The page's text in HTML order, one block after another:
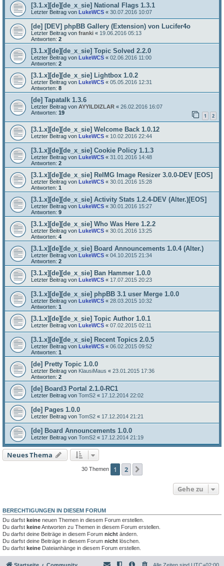
[3.1.x][de][de_x_sie] National Flags 1.3.1
Letzter Beitrag von LukeWCS « 30.07.2016 10:07
[de] [DEV] phpBB Gallery (Extension) von Lucifer4o
Letzter Beitrag von franki « 19.06.2016 05:13
Antworten: 2
[3.1.x][de][de_x_sie] Topic Solved 2.2.0
Letzter Beitrag von LukeWCS « 02.06.2016 11:00
Antworten: 2
[3.1.x][de][de_x_sie] Lightbox 1.0.2
Letzter Beitrag von LukeWCS « 05.05.2016 12:31
Antworten: 8
[de] Tapatalk 1.3.6
Letzter Beitrag von AYYILDIZLAR « 26.02.2016 16:07
Antworten: 19 1 2
[3.1.x][de][de_x_sie] Welcome Back 1.0.12
Letzter Beitrag von LukeWCS « 10.02.2016 22:44
[3.1.x][de][de_x_sie] Cookie Policy 1.1.3
Letzter Beitrag von LukeWCS « 31.01.2016 14:48
Antworten: 2
[3.1.x][de][de_x_sie] ReIMG Image Resizer 3.0.0-DEV [EOS]
Letzter Beitrag von LukeWCS « 30.01.2016 15:28
Antworten: 1
[3.1.x][de][de_x_sie] Activity Stats 1.2.4-DEV (Alter.)[EOS]
Letzter Beitrag von LukeWCS « 30.01.2016 15:27
Antworten: 9
[3.1.x][de][de_x_sie] Who Was Here 1.2.2
Letzter Beitrag von LukeWCS « 30.01.2016 13:25
Antworten: 4
[3.1.x][de][de_x_sie] Board Announcements 1.0.4 (Alter.)
Letzter Beitrag von LukeWCS « 04.10.2015 21:34
Antworten: 2
[3.1.x][de][de_x_sie] Ban Hammer 1.0.0
Letzter Beitrag von LukeWCS « 17.07.2015 20:23
[3.1.x][de][de_x_sie] phpBB 3.1 user Merge 1.0.0
Letzter Beitrag von LukeWCS « 28.03.2015 10:32
Antworten: 1
[3.1.x][de][de_x_sie] Topic Author 1.0.1
Letzter Beitrag von LukeWCS « 07.02.2015 02:11
[3.1.x][de][de_x_sie] Recent Topics 2.0.5
Letzter Beitrag von LukeWCS « 06.02.2015 09:52
Antworten: 1
[de] Pretty Topic 1.0.0
Letzter Beitrag von KlausiMaus « 23.01.2015 17:36
Antworten: 2
[de] Board3 Portal 2.1.0-RC1
Letzter Beitrag von TomS2 « 17.12.2014 22:02
[de] Pages 1.0.0
Letzter Beitrag von TomS2 « 17.12.2014 21:21
[de] Board Announcements 1.0.0
Letzter Beitrag von TomS2 « 17.12.2014 21:19
Neues Thema
30 Themen 1 2
Gehe zu
BERECHTIGUNGEN IN DIESEM FORUM
Du darfst keine neuen Themen in diesem Forum erstellen.
Du darfst keineAntworten zu Themen in diesem Forum erstellen.
Du darfst deine Beiträge in diesem Forum nicht ändern.
Du darfst deine Beiträge in diesem Forum nicht löschen.
Du darfst keine Dateianhänge in diesem Forum erstellen.